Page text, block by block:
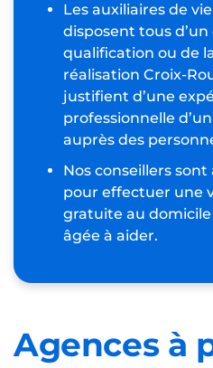
À retenir :
Petits-fils est LE
domicile pour les
dépendantes. Nos
gamme sur
jours sur 7, 24
disposent tous d’un
réalisation Croix-
justifient d’une